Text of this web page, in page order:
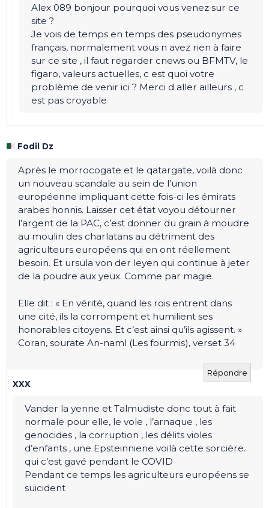
Alex 089 bonjour pourquoi vous venez sur ce
site ?
Je vois de temps en temps des pseudonymes
français, normalement vous n avez rien à faire
sur ce site , il faut regarder cnews ou BFMTV, le
figaro, valeurs actuelles, c est quoi votre
problème de venir ici ? Merci d aller ailleurs , c
est pas croyable
Fodil Dz
Après le morrocogate et le qatargate, voilà donc
un nouveau scandale au sein de l’union
européenne impliquant cette fois-ci les émirats
arabes honnis. Laisser cet état voyou détourner
l’argent de la PAC, c’est donner du grain à moudre
au moulin des charlatans au détriment des
agriculteurs européens qui en ont réellement
besoin. Et ursula von der leyen qui continue à jeter
de la poudre aux yeux. Comme par magie.
Elle dit : « En vérité, quand les rois entrent dans
une cité, ils la corrompent et humilient ses
honorables citoyens. Et c’est ainsi qu’ils agissent. »
Coran, sourate An-naml (Les fourmis), verset 34
Répondre
XXX
Vander la yenne et Talmudiste donc tout à fait
normale pour elle, le vole , l’arnaque , les
genocides , la corruption , les délits violes
d’enfants , une Epsteinniene voilà cette sorcière.
qui c’est gavé pendant le COVID
Pendant ce temps les agriculteurs européens se
suicident